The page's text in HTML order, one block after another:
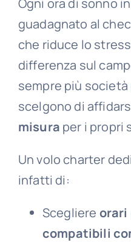
guadagnato al
che riduce lo
differenza sul
sempre più
scelgono di
misura per i propri
Un volo charter
infatti di:
Scegliere orari
compatibili